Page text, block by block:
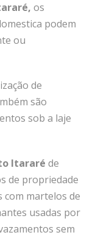
, os
podem
ou
de
são
sob a laje
Itararé de
de propriedade
com martelos de
usadas por
sem